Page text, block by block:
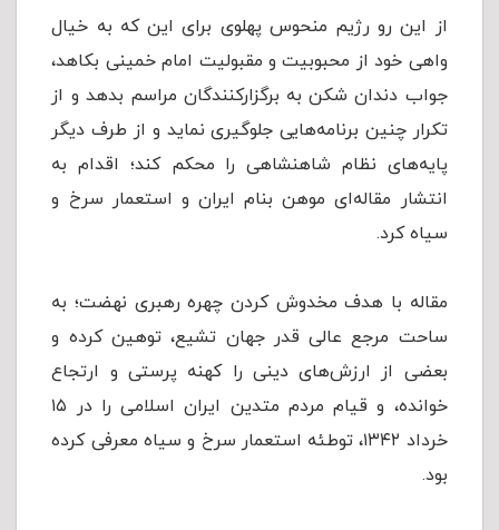
از این رو رژیم منحوس پهلوی برای این که به خیال
واهی خود از محبوبیت و مقبولیت امام خمینی بکاهد،
جواب دندان شکن به برگزارکنندگان مراسم بدهد و از
تکرار چنین برنامه‌هایی جلوگیری نماید و از طرف دیگر
پایه‌های نظام شاهنشاهی را محکم کند؛ اقدام به
انتشار مقاله‌ای موهن بنام ایران و استعمار سرخ و
سیاه کرد.
مقاله با هدف مخدوش کردن چهره رهبری نهضت؛ به
ساحت مرجع عالی قدر جهان تشیع، توهین کرده و
بعضی از ارزش‌های دینی را کهنه پرستی و ارتجاع
خوانده، و قیام مردم متدین ایران اسلامی را در ۱۵
خرداد ۱۳۴۲، توطئه استعمار سرخ و سیاه معرفی کرده
بود.